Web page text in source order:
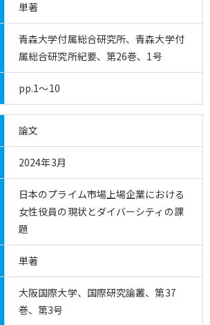
単著
青森大学付属総合研究所、青森大学付
属総合研究所紀要、第26巻、1号
pp.1～10
論文
2024年3月
日本のプライム市場上場企業における
女性役員の現状とダイバーシティの課
題
単著
大阪国際大学、国際研究論叢、第37
巻、第3号